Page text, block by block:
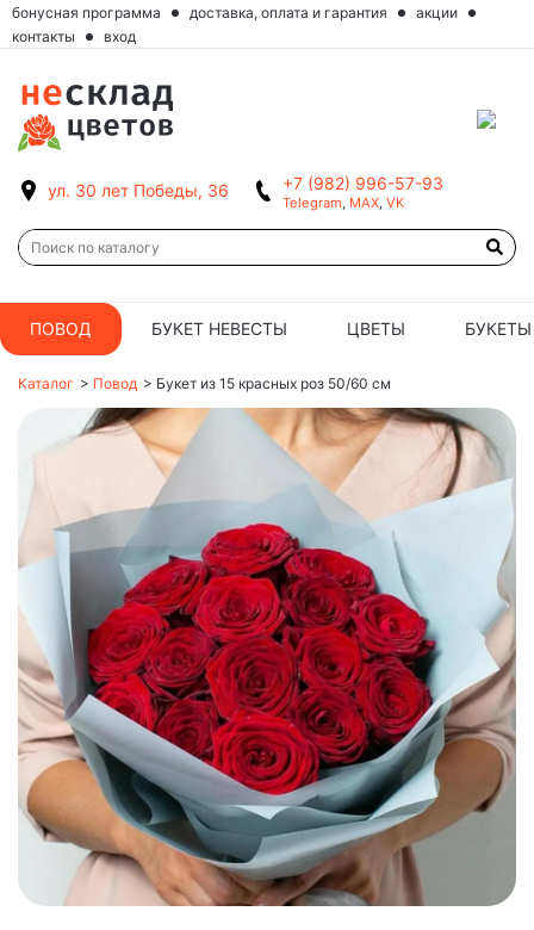
бонусная программа доставка, оплата и гарантия
акции
контакты
вход
ул. 30 лет Победы, 36 +7 (982) 996-57-93
Telegram, MAX, VK
ПОВОД БУКЕТ НЕВЕСТЫ ЦВЕТЫ БУКЕТЫ
Каталог > Повод > Букет из 15 красных роз 50/60 см